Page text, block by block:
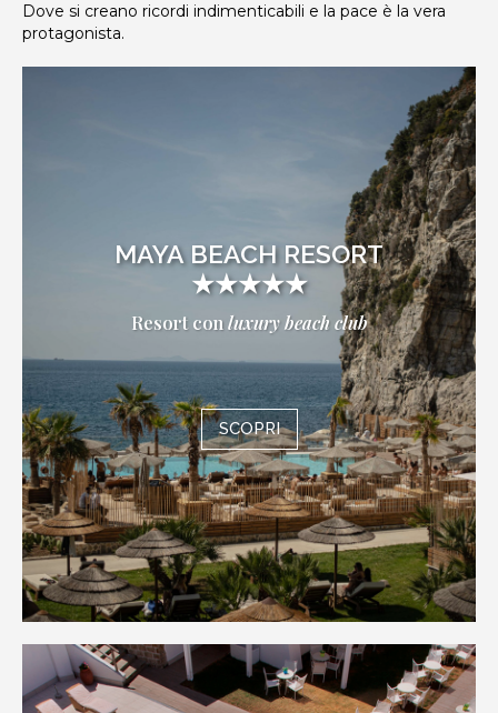
Dove si creano ricordi indimenticabili e la pace è la vera
protagonista.
MAYA BEACH RESORT
★★★★★
Resort conluxury beach club
SCOPRI